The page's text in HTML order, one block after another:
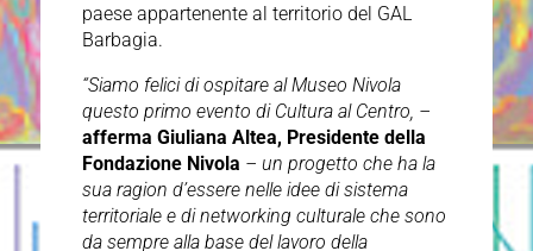
paese appartenente al territorio del GAL
Barbagia.
“Siamo felici di ospitare al Museo Nivola
questo primo evento di Cultura al Centro, –
afferma Giuliana Altea, Presidente della
Fondazione Nivola – un progetto che ha la
sua ragion d’essere nelle idee di sistema
territoriale e di networking culturale che sono
da sempre alla base del lavoro della